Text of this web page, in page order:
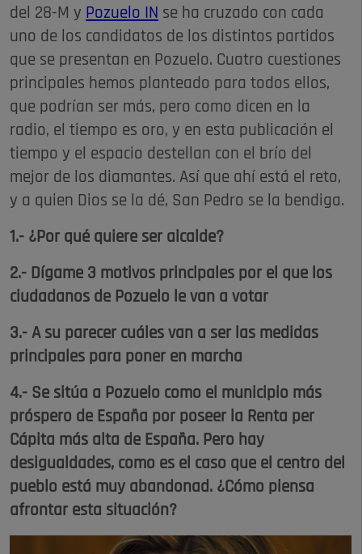
del 28-M y Pozuelo IN se ha cruzado con cada
uno de los candidatos de los distintos partidos
que se presentan en Pozuelo. Cuatro cuestiones
principales hemos planteado para todos ellos,
que podrían ser más, pero como dicen en la
radio, el tiempo es oro, y en esta publicación el
tiempo y el espacio destellan con el brío del
mejor de los diamantes. Así que ahí está el reto,
y a quien Dios se la dé, San Pedro se la bendiga.
1.- ¿Por qué quiere ser alcalde?
2.- Dígame 3 motivos principales por el que los
ciudadanos de Pozuelo le van a votar
3.- A su parecer cuáles van a ser las medidas
principales para poner en marcha
4.- Se sitúa a Pozuelo como el municipio más
próspero de España por poseer la Renta per
Cápita más alta de España. Pero hay
desigualdades, como es el caso que el centro del
pueblo está muy abandonad. ¿Cómo piensa
afrontar esta situación?